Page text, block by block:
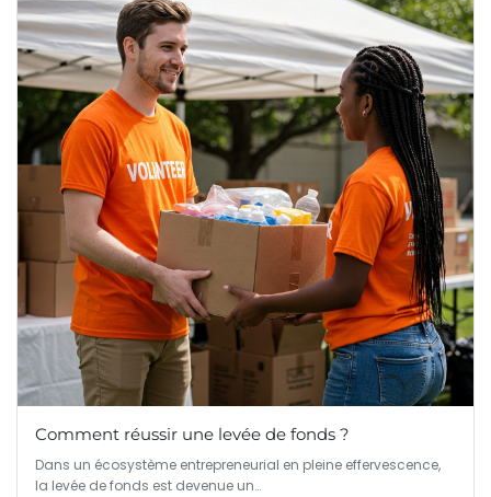
Comment réussir une levée de fonds ?
Dans un écosystème entrepreneurial en pleine effervescence,
la levée de fonds est devenue un…